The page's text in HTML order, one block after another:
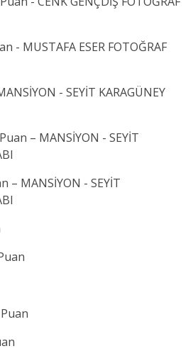
- MUSTAFA ESER FOTOĞRAF
- SEYİT KARAGÜNEY
– MANSİYON - SEYİT
– MANSİYON - SEYİT